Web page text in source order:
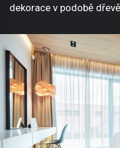
dekorace v podobě